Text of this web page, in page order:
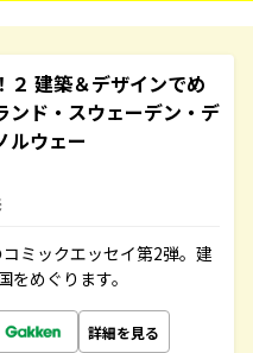
２ 建築＆デザインでめ
ンド・スウェーデン・デ
ルウェー
ミックエッセイ第2弾。建
めぐります。
詳細を見る